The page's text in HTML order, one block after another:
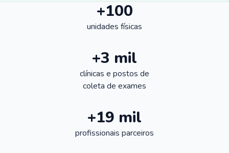
+100
unidades físicas
+3 mil
clínicas e postos de
coleta de exames
+19 mil
profissionais parceiros